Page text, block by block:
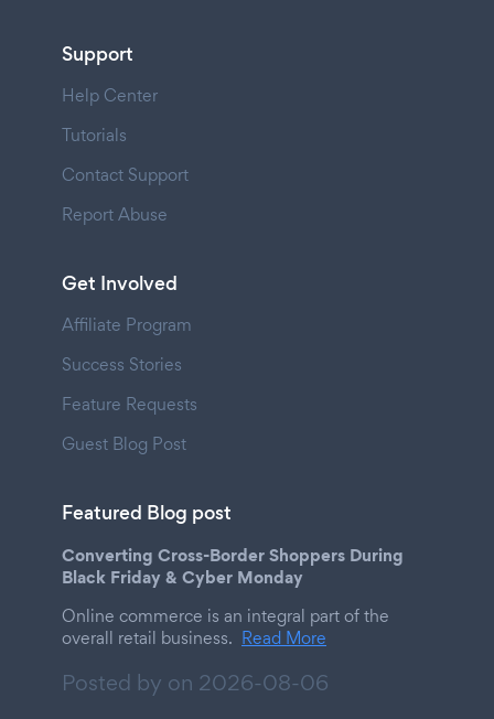
Support
Help Center
Tutorials
Contact Support
Report Abuse
Get Involved
Affiliate Program
Success Stories
Feature Requests
Guest Blog Post
Featured Blog post
Converting Cross-Border Shoppers During
Black Friday & Cyber Monday
Online commerce is an integral part of the
overall retail business. Read More
Posted by on 2026-08-06